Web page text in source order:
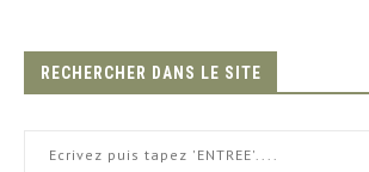
RECHERCHER DANS LE SITE